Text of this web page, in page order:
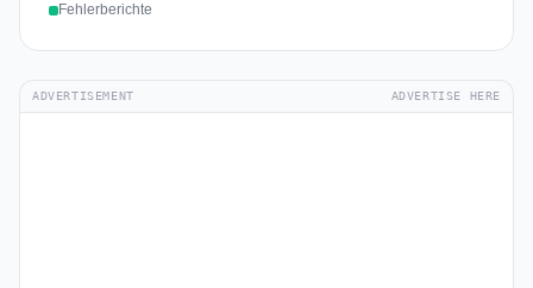
Fehlerberichte
ADVERTISEMENT ADVERTISE HERE